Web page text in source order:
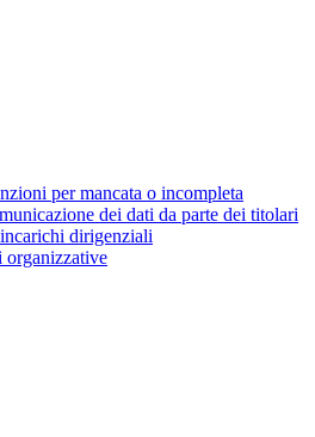
per mancata o incompleta
dei dati da parte dei titolari
dirigenziali
organizzative